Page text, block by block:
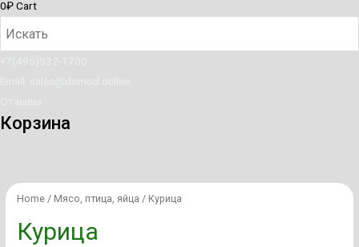
0₽Cart
Корзина
Home / Мясо, птица, яйца / Курица
Курица